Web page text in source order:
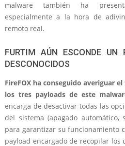
malware también ha
especialmente a la hora de
remoto real.
FURTIM AÚN ESCONDE UN
DESCONOCIDOS
FireFOX ha conseguido averiguar
los tres payloads de este
encarga de desactivar todas las
del sistema (apagado automático,
para garantizar su funcionamiento
payload encargado de recopilar los